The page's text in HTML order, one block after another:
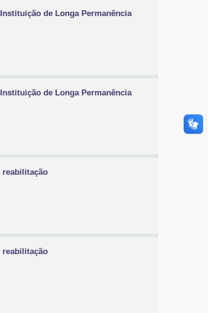
de Longa Permanência
de Longa Permanência
reabilitação
reabilitação